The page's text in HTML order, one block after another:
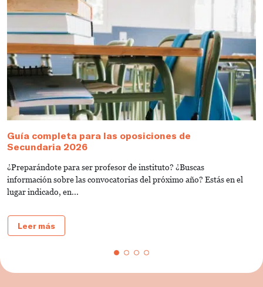
Guía completa para las oposiciones de
Secundaria 2026
¿Preparándote para ser profesor de instituto? ¿Buscas
información sobre las convocatorias del próximo año? Estás en el
lugar indicado, en...
Leer más